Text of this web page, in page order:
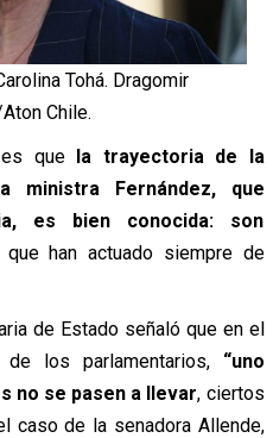
Tohá. Dragomir
Chile.
que la trayectoria de la
ministra Fernández, que
es bien conocida: son
que han actuado siempre de
de Estado señalóque en el
los parlamentarios,“uno
no se pasen a llevar, ciertos
caso de la senadora Allende,